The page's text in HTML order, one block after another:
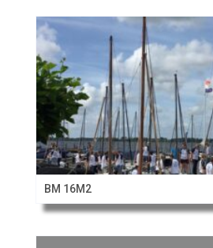
BM 16M2